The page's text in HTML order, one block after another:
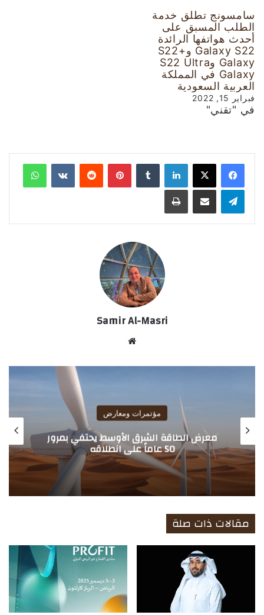
سامسونج تطلق خدمة
الطلب المسبق على
أحدث هواتفها الرائدة
Galaxy S22 وS22+
Galaxy وS22 Ultra
Galaxy في المملكة
العربية السعودية
فبراير 15, 2022
في "تقني"
لينكدإن بينتيريست
Samir Al-Masri
الوي
مؤتمرات ومعارض
معرض الطاقة الشرق الأوسط يحتفي بمرور
50 عاماً على انطلاقه
مقالات ذات صلة